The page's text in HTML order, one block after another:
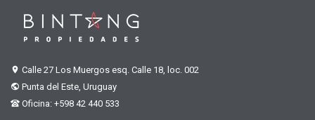
Calle 27 Los Muergos esq. Calle 18, loc. 002
Punta del Este, Uruguay
Oficina: +598 42 440 533